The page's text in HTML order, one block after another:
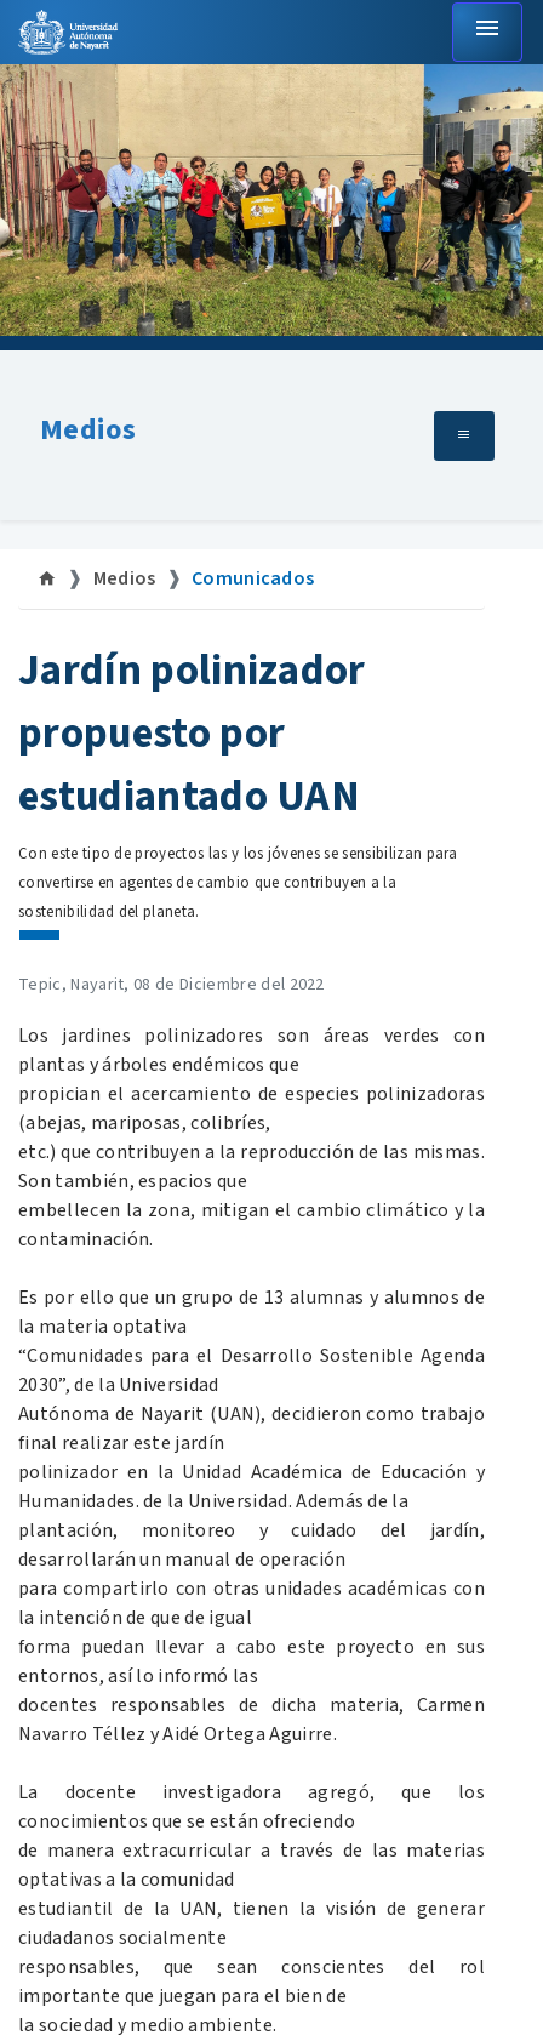
menu
Medios
Medios Comunicados
Jardín polinizador
propuesto por
estudiantado UAN
Con este tipo de proyectos las y los jóvenes se sensibilizan para
convertirse en agentes de cambio que contribuyen a la
sostenibilidad del planeta.
Tepic, Nayarit, 08 de Diciembre del 2022
Los jardines polinizadores son áreas verdes con
plantas y árboles endémicos que
propician el acercamiento de especies polinizadoras
(abejas, mariposas, colibríes,
etc.) que contribuyen a la reproducción de las mismas.
Son también, espacios que
embellecen la zona, mitigan el cambio climático y la
contaminación.
Es por ello que un grupo de 13 alumnas y alumnos de
la materia optativa
“Comunidades para el Desarrollo Sostenible Agenda
2030”, de la Universidad
Autónoma de Nayarit (UAN), decidieron como trabajo
final realizar este jardín
polinizador en la Unidad Académica de Educación y
Humanidades. de la Universidad. Además de la
plantación, monitoreo y cuidado del jardín,
desarrollarán un manual de operación
para compartirlo con otras unidades académicas con
la intención de que de igual
forma puedan llevar a cabo este proyecto en sus
entornos, así lo informó las
docentes responsables de dicha materia, Carmen
Navarro Téllez y Aidé Ortega Aguirre.
La docente investigadora agregó, que los
conocimientos que se están ofreciendo
de manera extracurricular a través de las materias
optativas a la comunidad
estudiantil de la UAN, tienen la visión de generar
ciudadanos socialmente
responsables, que sean conscientes del rol
importante que juegan para el bien de
la sociedad y medio ambiente.